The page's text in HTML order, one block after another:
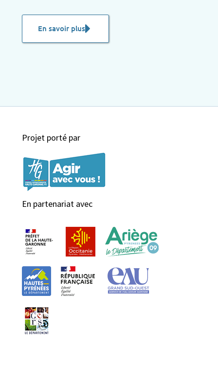
En savoir plus
Projet porté par
En partenariat avec